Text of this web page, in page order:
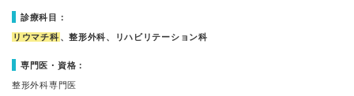
診療科目：
リウマチ科 、整形外科、リハビリテーション科
専門医・資格：
整形外科専門医